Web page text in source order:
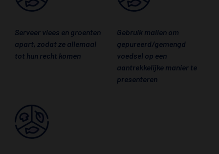
Serveer vlees en groenten
apart, zodat ze allemaal
tot hun recht komen
Gebruik mallen om
gepureerd/gemengd
voedsel op een
aantrekkelijke manier te
presenteren